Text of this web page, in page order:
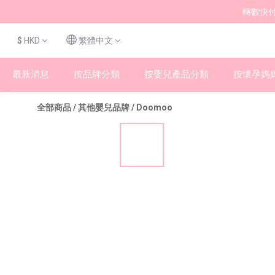
轉數快
$ HKD 繁體中文
最新消息 按品牌分類 按嬰兒產品分類 按懷孕媽
全部商品/其他嬰兒品牌/ Doomoo